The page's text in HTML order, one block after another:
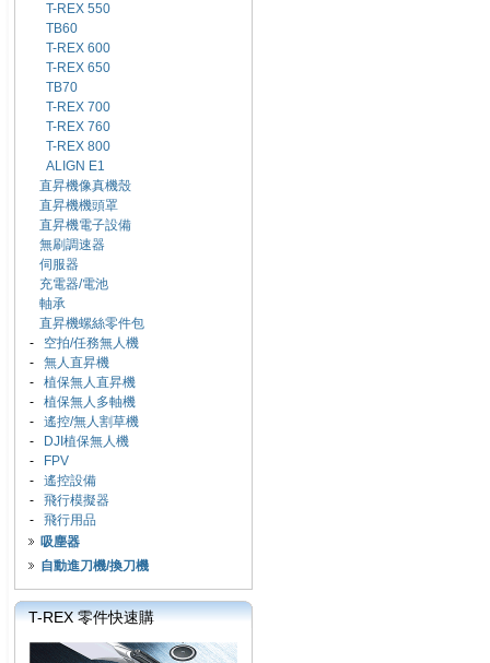
T-REX 550
TB60
T-REX 600
T-REX 650
TB70
T-REX 700
T-REX 760
T-REX 800
ALIGN E1
直昇機像真機殼
直昇機機頭罩
直昇機電子設備
無刷調速器
伺服器
充電器/電池
軸承
直昇機螺絲零件包
- 空拍/任務無人機
- 無人直昇機
- 植保無人直昇機
- 植保無人多軸機
- 遙控/無人割草機
-
DJI植保無人機
-
FPV
- 遙控設備
- 飛行模擬器
- 飛行用品
吸塵器
自動進刀機/換刀機
T-REX 零件快速購